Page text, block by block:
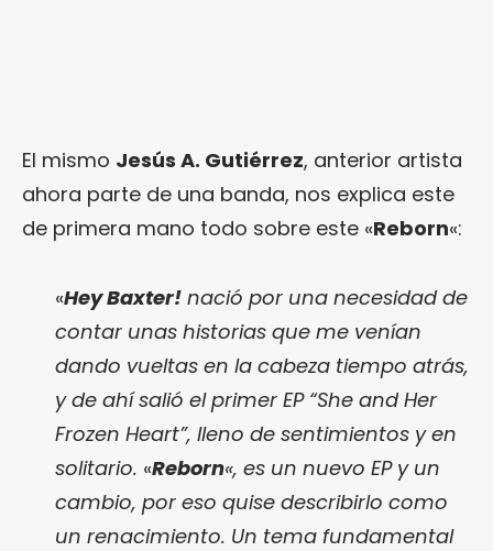
El mismo Jesús A. Gutiérrez, anterior artista
ahora parte de una banda, nos explica este
de primera mano todo sobre este «Reborn«:
«Hey Baxter! nació por una necesidad de
contar unas historias que me venían
dando vueltas en la cabeza tiempo atrás,
y de ahí salió el primer EP “She and Her
Frozen Heart”, lleno de sentimientos y en
solitario. «Reborn«, es un nuevo EP y un
cambio, por eso quise describirlo como
un renacimiento. Un tema fundamental